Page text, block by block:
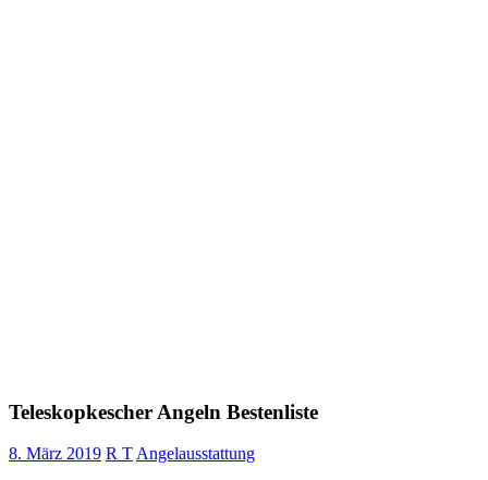
Teleskopkescher Angeln Bestenliste
8. März 2019 R TAngelausstattung